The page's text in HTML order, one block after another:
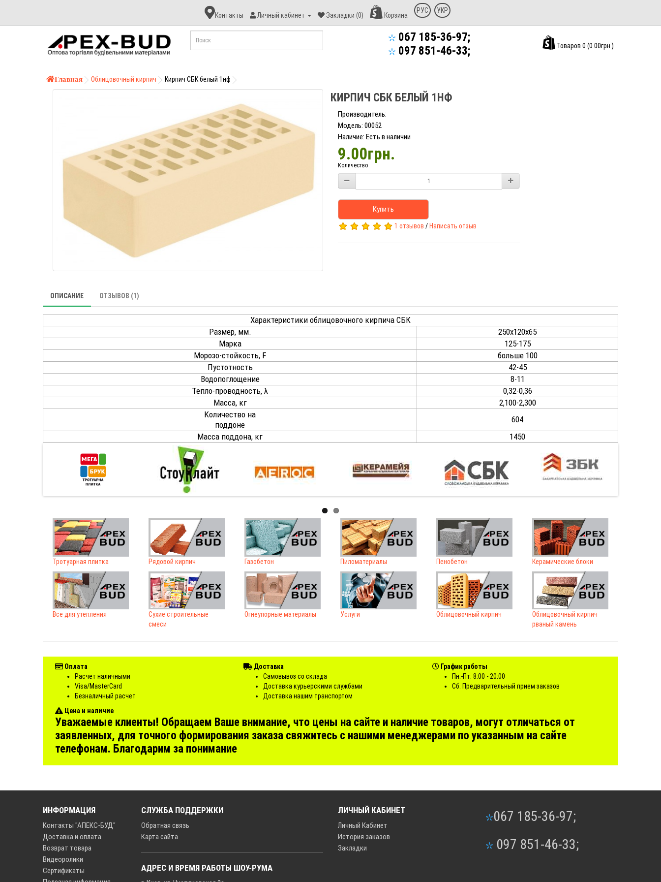
Контакт
Апекс-
Буд
Контакты Личный кабинет Закладки (0) Корзина
РУС УКР
067 185-36-97;
097 851-46-33;
Товаров 0 (0.00грн.)
Главная Облицовочный кирпич Кирпич СБК белый 1нф
КИРПИЧ СБК БЕЛЫЙ 1НФ
Производитель:
Модель: 00052
Наличие: Есть в наличии
9.00грн.
Количество
Купить
1 отзывов / Написать отзыв
ОПИСАНИЕ ОТЗЫВОВ (1)
Характеристики облицовочного кирпича СБК
Размер, мм.
250х120х65
Марка
125-175
Морозо-стойкость, F
больше 100
Пустотность
42-45
Водопоглощение
8-11
Тепло-проводность, λ
0,32-0,36
Масса, кг
2,100-2,300
Количество на
поддоне
604
Масса поддона, кг
1450
Тротуарная плитка Рядовой кирпич Газобетон Пиломатериалы Пенобетон Керамические блоки
Все для утепления
Сухие строительные
смеси
Огнеупорные материалы Услуги Облицовочный кирпич
Облицовочный кирпич
рваный камень
Оплата
Расчет наличными
Visa/MasterCard
Безналичный расчет
Доставка
Самовывоз со склада
Доставка курьерскими службами
Доставка нашим транспортом
График работы
Пн.-Пт. 8:00 - 20:00
Сб. Предварительный прием заказов
Цена и наличие
Уважаемые клиенты! Обращаем Ваше внимание, что цены на сайте и наличие товаров, могут отличаться от
заявленных, для точного формирования заказа свяжитесь с нашими менеджерами по указанным на сайте
телефонам. Благодарим за понимание
ИНФОРМАЦИЯ
Контакты "АПЕКС-БУД"
Доставка и оплата
Возврат товара
Видеоролики
Сертификаты
СЛУЖБА ПОДДЕРЖКИ
Обратная связь
Карта сайта
АДРЕС И ВРЕМЯ РАБОТЫ ШОУ-РУМА
ЛИЧНЫЙ КАБИНЕТ
Личный Кабинет
История заказов
Закладки
067 185-36-97;
097 851-46-33;